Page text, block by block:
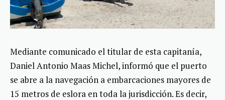
Mediante comunicado el titular de esta capitanía,
Daniel Antonio Maas Michel, informó que el puerto
se abre a la navegación a embarcaciones mayores de
15 metros de eslora en toda la jurisdicción. Es decir,